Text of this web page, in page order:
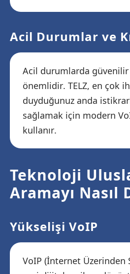
Acil Durumlar ve
Acil durumlarda
önemlidir. TELZ, en çok
duyduğunuz anda
sağlamak için modern
kullanır.
Teknoloji
Aramayı Nasıl
Yükselişi VoIP
VoIP (İnternet Üzerinden